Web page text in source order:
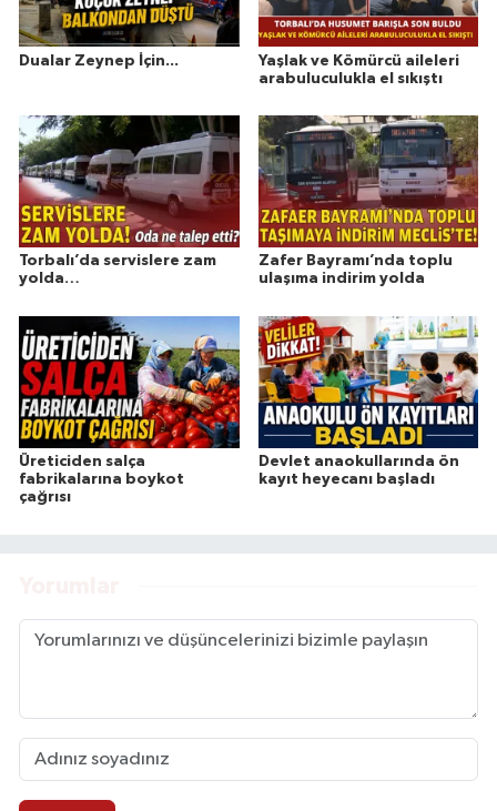
Dualar Zeynep İçin...
Yaşlak ve Kömürcü aileleri
arabuluculukla el sıkıştı
Torbalı’da servislere zam
yolda…
Zafer Bayramı’nda toplu
ulaşıma indirim yolda
Üreticiden salça
fabrikalarına boykot
çağrısı
Devlet anaokullarında ön
kayıt heyecanı başladı